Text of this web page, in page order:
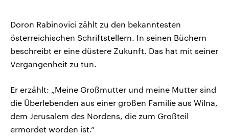
Doron Rabinovici zählt zu den bekanntesten
österreichischen Schriftstellern. In seinen Büchern
beschreibt er eine düstere Zukunft. Das hat mit seiner
Vergangenheit zu tun.
Er erzählt: „Meine Großmutter und meine Mutter sind
die Überlebenden aus einer großen Familie aus Wilna,
dem Jerusalem des Nordens, die zum Großteil
ermordet worden ist.“